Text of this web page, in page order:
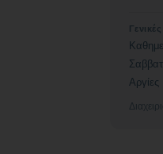
Αργίες